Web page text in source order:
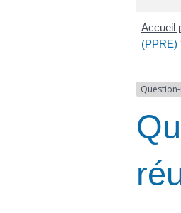
Accueil
(PPRE)